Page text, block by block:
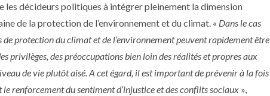
les décideurs politiques à intégrer pleinement la dimension
de la protection de l’environnement et du climat. « Dans le cas
de protection du climat et de l’environnement peuvent rapidement être
privilèges, des préoccupations bien loin des réalités et propres aux
de vie plutôt aisé. A cet égard, il est important de prévenir à la fois
le renforcement du sentiment d’injustice et des conflits sociaux »,